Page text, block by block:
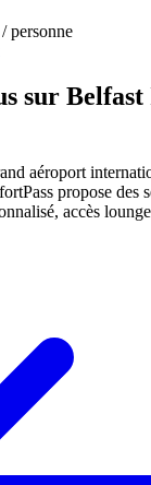
/ personne
sur
aéroport
propose des
accès